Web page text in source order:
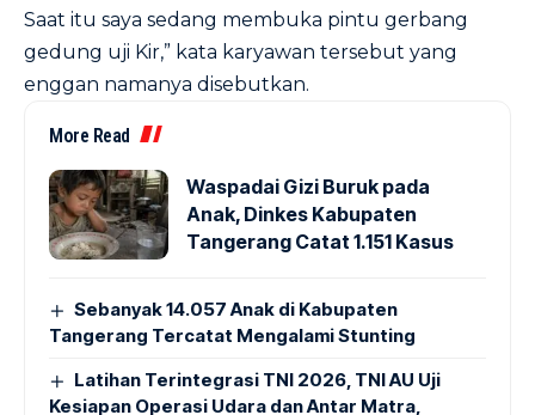
Saat itu saya sedang membuka pintu gerbang
gedung uji Kir,” kata karyawan tersebut yang
enggan namanya disebutkan.
More Read
Waspadai Gizi Buruk pada
Anak, Dinkes Kabupaten
Tangerang Catat 1.151 Kasus
Sebanyak 14.057 Anak di Kabupaten
Tangerang Tercatat Mengalami Stunting
Latihan Terintegrasi TNI 2026, TNI AU Uji
Kesiapan Operasi Udara dan Antar Matra,